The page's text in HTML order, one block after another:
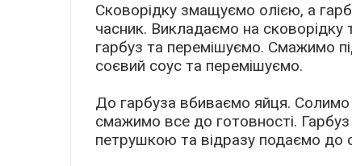
Сковорідку змащуємо олією, а
часник. Викладаємо на
гарбуз та перемішуємо. Смажимо
соєвий соус та перемішуємо.
До гарбуза вбиваємо яйця.
смажимо все до готовності.
петрушкою та відразу подаємо до